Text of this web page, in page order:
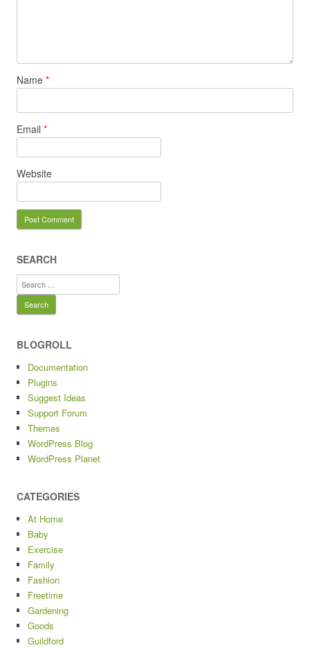
Name *
Email *
Website
SEARCH
Search
for:
BLOGROLL
Documentation
Plugins
Suggest Ideas
Support Forum
Themes
WordPress Blog
WordPress Planet
CATEGORIES
At Home
Baby
Exercise
Family
Fashion
Freetime
Gardening
Goods
Guildford